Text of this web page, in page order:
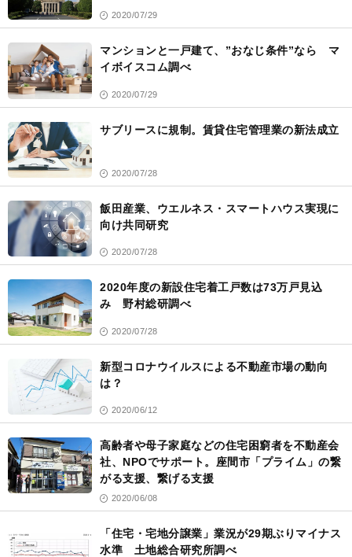
2020/07/29
マンションと一戸建て、”おなじ条件”なら マ
イボイスコム調べ
2020/07/29
サブリースに規制。賃貸住宅管理業の新法成立
2020/07/28
飯田産業、ウエルネス・スマートハウス実現に
向け共同研究
2020/07/28
2020年度の新設住宅着工戸数は73万戸見込
み 野村総研調べ
2020/07/28
新型コロナウイルスによる不動産市場の動向
は？
2020/06/12
高齢者や母子家庭などの住宅困窮者を不動産会
社、NPOでサポート。座間市「プライム」の繋
がる支援、繋げる支援
2020/06/08
「住宅・宅地分譲業」業況が29期ぶりマイナス
水準 土地総合研究所調べ